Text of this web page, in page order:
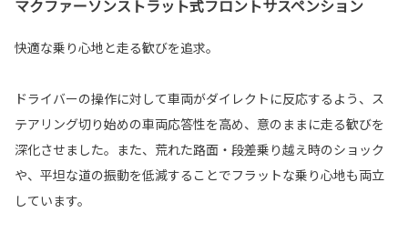
マクファーソンストラット式フロントサスペンション
快適な乗り心地と走る歓びを追求。
ドライバーの操作に対して車両がダイレクトに反応するよう、ス
テアリング切り始めの車両応答性を高め、意のままに走る歓びを
深化させました。また、荒れた路面・段差乗り越え時のショック
や、平坦な道の振動を低減することでフラットな乗り心地も両立
しています。